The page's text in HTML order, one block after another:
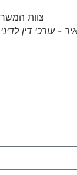
- עורכי דין